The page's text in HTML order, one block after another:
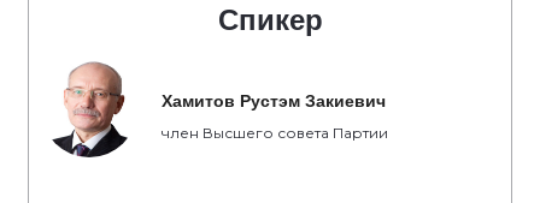
Спикер
Хамитов Рустэм Закиевич
член Высшего совета Партии